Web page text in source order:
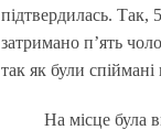
підтвердилась. Так,
затримано п’ять
так як були спіймані
На місце була